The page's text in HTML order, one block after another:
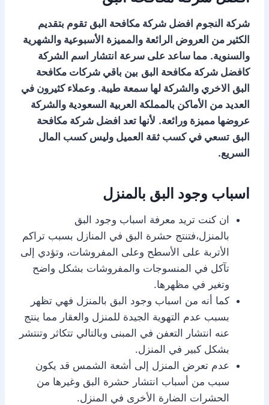
شركة النجوم افضل شركة مكافحة البق تقوم بتقديم
الكثير من العروض الرائعة والمميزة الأسبوعية والشهرية
والسنوية. مما ساعد على سرعة انتشار اسم الشركة
كافضل شركة مكافحة البق بين باقي شركات مكافحة
البق الاخري والشركة لها سمعة طيبة. وعملاء كثيرون في
العديد من الأماكن بالمملكة العربية السعودية والشركة
عروضها مميزة ورائعة. لأنها تعد افضل شركة مكافحة
البق تسعي في كسب ثقة العميل وليس كسب المال
السريع.
اسباب وجود البق بالمنزل
ان كنت تريد معرفة اسباب وجود البق
بالمنزل،فتنتج حشرة البق في المنازل بسبب تراكم
الأتربة على الأسطح وعلى المفروشات، وتؤدي إلى
تآكل في المنسوجات والمفروشات بشكل واضح
وتغير في مظهرها.
كما أنه من اسباب وجود البق بالمنزل فهي تظهر
بسبب عدم التهوية الجيدة للمنزل والعقار مما ينتج
عنه انتشار التعفن في المبنى وبالتالي تتكاثر وتنتشر
بشكل كبير في المنزل.
عدم تعرض المنزل إلى أشعة الشمس قد يكون
سبب من أسباب انتشار حشرة البق وغيرها من
الحشرات الضارة الأخرى في المنزل.